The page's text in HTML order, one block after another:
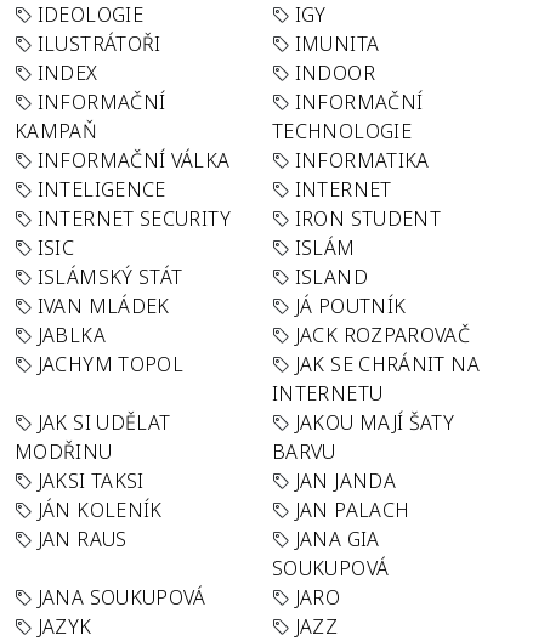
IDEOLOGIE
IGY
ILUSTRÁTOŘI
IMUNITA
INDEX
INDOOR
INFORMAČNÍ
KAMPAŇ
INFORMAČNÍ
TECHNOLOGIE
INFORMAČNÍ VÁLKA
INFORMATIKA
INTELIGENCE
INTERNET
INTERNET SECURITY
IRON STUDENT
ISIC
ISLÁM
ISLÁMSKÝ STÁT
ISLAND
IVAN MLÁDEK
JÁ POUTNÍK
JABLKA
JACK ROZPAROVAČ
JACHYM TOPOL
JAK SE CHRÁNIT NA
INTERNETU
JAK SI UDĚLAT
MODŘINU
JAKOU MAJÍ ŠATY
BARVU
JAKSI TAKSI
JAN JANDA
JÁN KOLENÍK
JAN PALACH
JAN RAUS
JANA GIA
SOUKUPOVÁ
JANA SOUKUPOVÁ
JARO
JAZYK
JAZZ